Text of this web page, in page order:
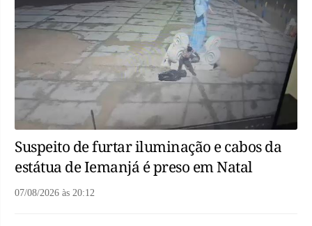
Suspeito de furtar iluminação e cabos da
estátua de Iemanjá é preso em Natal
07/08/2026 às 20:12